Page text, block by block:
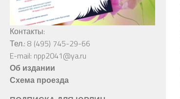
Контакты:
Тел.: 8 (495) 745-29-66
E-mail: npp2041@ya.ru
Об издании
Схема проезда